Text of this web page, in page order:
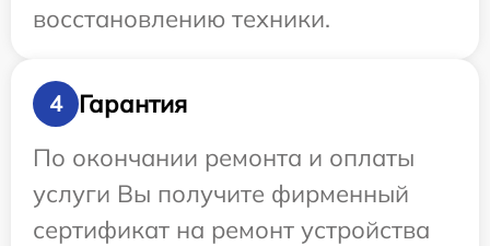
восстановлению техники.
4
Гарантия
По окончании ремонта и оплаты
услуги Вы получите фирменный
сертификат на ремонт устройства